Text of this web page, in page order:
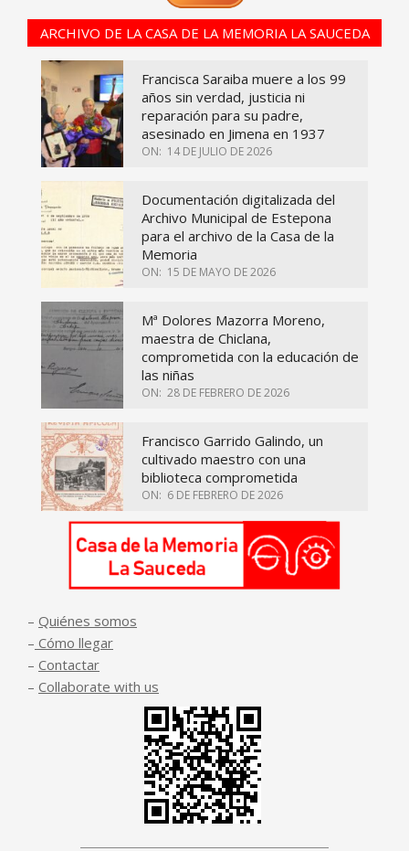
ARCHIVO DE LA CASA DE LA MEMORIA LA SAUCEDA
Francisca Saraiba muere a los 99
años sin verdad, justicia ni
reparación para su padre,
asesinado en Jimena en 1937
ON: 14 DE JULIO DE 2026
Documentación digitalizada del
Archivo Municipal de Estepona
para el archivo de la Casa de la
Memoria
ON: 15 DE MAYO DE 2026
Mª Dolores Mazorra Moreno,
maestra de Chiclana,
comprometida con la educación de
las niñas
ON: 28 DE FEBRERO DE 2026
Francisco Garrido Galindo, un
cultivado maestro con una
biblioteca comprometida
ON: 6 DE FEBRERO DE 2026
– Quiénes somos
– Cómo llegar
– Contactar
– Collaborate with us